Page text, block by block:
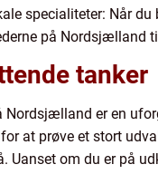
specialiteter: Når
på Nordsjælland
tanker
Nordsjælland er en
at prøve et stort
Uanset om du er på